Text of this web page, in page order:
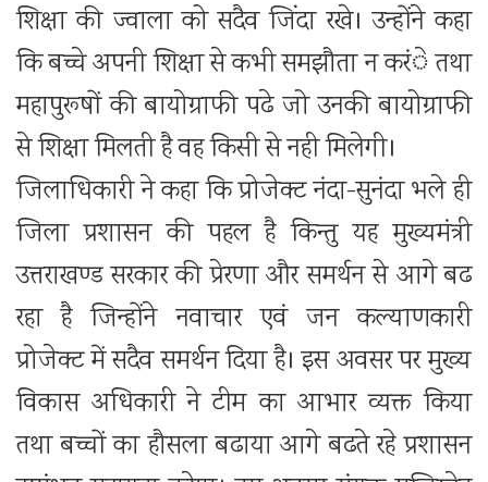
शिक्षा की ज्वाला को सदैव जिंदा रखे। उन्होंने कहा
कि बच्चे अपनी शिक्षा से कभी समझौता न करंे तथा
महापुरूषों की बायोग्राफी पढे जो उनकी बायोग्राफी
से शिक्षा मिलती है वह किसी से नही मिलेगी।
जिलाधिकारी ने कहा कि प्रोजेक्ट नंदा-सुनंदा भले ही
जिला प्रशासन की पहल है किन्तु यह मुख्यमंत्री
उत्तराखण्ड सरकार की प्रेरणा और समर्थन से आगे बढ
रहा है जिन्होंने नवाचार एवं जन कल्याणकारी
प्रोजेक्ट में सदैव समर्थन दिया है। इस अवसर पर मुख्य
विकास अधिकारी ने टीम का आभार व्यक्त किया
तथा बच्चों का हौसला बढाया आगे बढते रहे प्रशासन